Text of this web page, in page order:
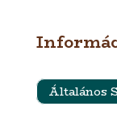
Általános